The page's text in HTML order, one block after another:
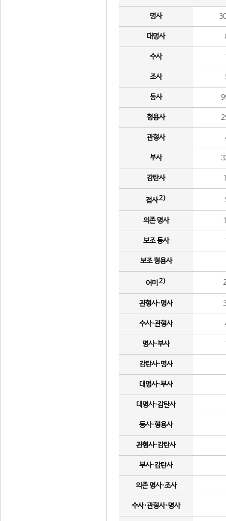
명사
대명사
수사
조사
동사
형용사
관형사
부사
감탄사
접사2)
의존 명사
보조 동사
보조 형용사
어미 2)
관형사·명사
수사·관형사
명사·부사
감탄사·명사
대명사·부사
대명사·감탄사
동사·형용사
관형사·감탄사
부사·감탄사
의존 명사·조사
수사·관형사·명사